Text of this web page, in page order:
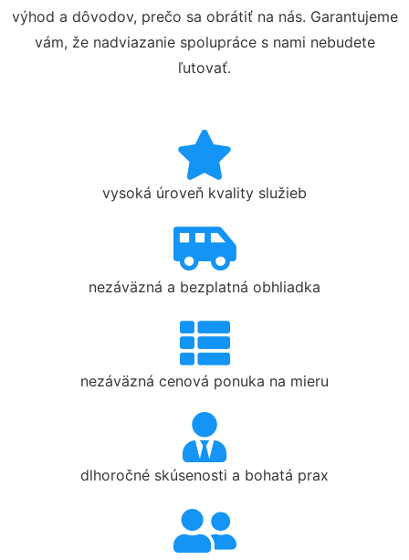
výhod a dôvodov, prečo sa obrátiť na nás. Garantujeme
vám, že nadviazanie spolupráce s nami nebudete
ľutovať.
vysoká úroveň kvality služieb
nezáväzná a bezplatná obhliadka
nezáväzná cenová ponuka na mieru
dlhoročné skúsenosti a bohatá prax